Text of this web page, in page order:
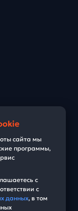
сайта мы
программы,
с
с
данных, в том